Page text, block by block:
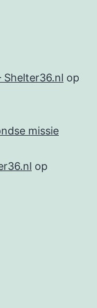
op
missie
op